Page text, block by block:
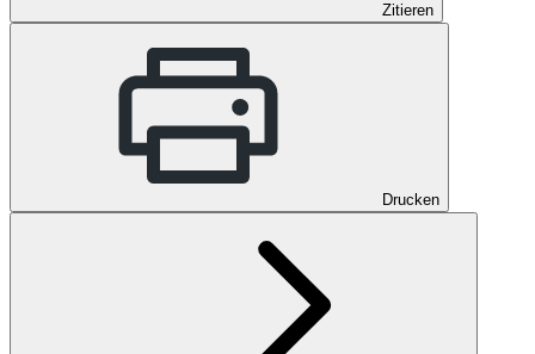
Zitieren
Drucken